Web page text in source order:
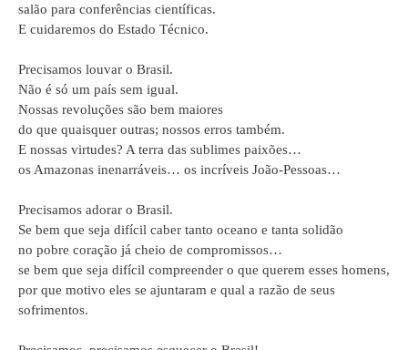
salão para conferências científicas.
E cuidaremos do Estado Técnico.
Precisamos louvar o Brasil.
Não é só um país sem igual.
Nossas revoluções são bem maiores
do que quaisquer outras; nossos erros também.
E nossas virtudes? A terra das sublimes paixões…
os Amazonas inenarráveis… os incríveis João-Pessoas…
Precisamos adorar o Brasil.
Se bem que seja difícil caber tanto oceano e tanta solidão
no pobre coração já cheio de compromissos…
se bem que seja difícil compreender o que querem esses homens,
por que motivo eles se ajuntaram e qual a razão de seus
sofrimentos.